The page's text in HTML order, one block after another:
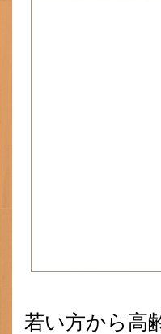
若い方から高